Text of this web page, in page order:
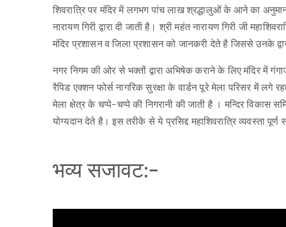
शिवरात्रि पर मंदिर में लगभग पांच लाख श्रद्धालुओं के आने का
नारायण गिरी द्वारा दी जाती है। श्री महंत नारायण गिरी जी
मंदिर प्रशासन व जिला प्रशासन को जानकरी देते है जिससे उनके
नगर निगम की ओर से भक्तों द्वारा अभिषेक कराने के लिए मंदिर में
रैपिड एक्शन फोर्स नागरिक सुरक्षा के वार्डन पूरे मेला परिसर में लगे
मेला क्षेत्र के चप्पे-चप्पे की निगरानी की जाती है । मन्दिर विकास
योग्यदान देते है। इस तरीके से ये प्रसिद्द महाशिवरात्रि व्यवस्ता
भव्य सजावट:-